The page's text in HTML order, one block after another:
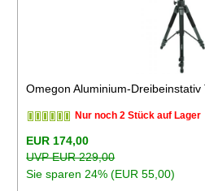
Omegon Aluminium-Dreibeinstativ
Nur noch 2 Stück auf Lager
EUR 174,00
UVP EUR 229,00
Sie sparen 24% (EUR 55,00)